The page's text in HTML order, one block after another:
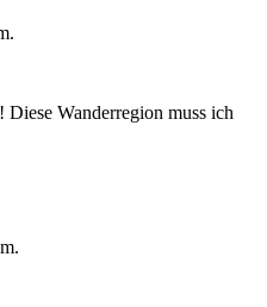
Wanderregion muss ich